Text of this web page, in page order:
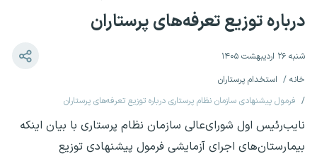
درباره توزیع تعرفه‌های پرستاران
شنبه ۲۶ اردیبهشت ۱۴۰۵
خانه
استخدام پرستاران
فرمول پیشنهادی سازمان نظام پرستاری درباره توزیع تعرفه‌های پرستاران
نایب‌رئیس اول شورای‌عالی سازمان نظام پرستاری با بیان اینکه
بیمارستان‌های اجرای آزمایشی فرمول پیشنهادی توزیع